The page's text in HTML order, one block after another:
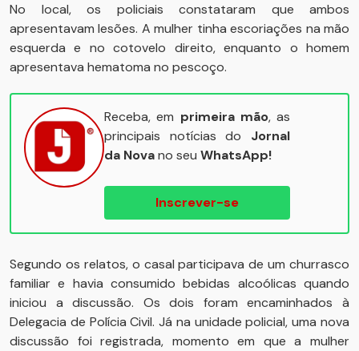
No local, os policiais constataram que ambos
apresentavam lesões. A mulher tinha escoriações na mão
esquerda e no cotovelo direito, enquanto o homem
apresentava hematoma no pescoço.
Receba, em primeira mão, as
principais notícias do Jornal
da Novano seu WhatsApp!
Inscrever-se
Segundo os relatos, o casal participava de um churrasco
familiar e havia consumido bebidas alcoólicas quando
iniciou a discussão. Os dois foram encaminhados à
Delegacia de Polícia Civil. Já na unidade policial, uma nova
discussão foi registrada, momento em que a mulher